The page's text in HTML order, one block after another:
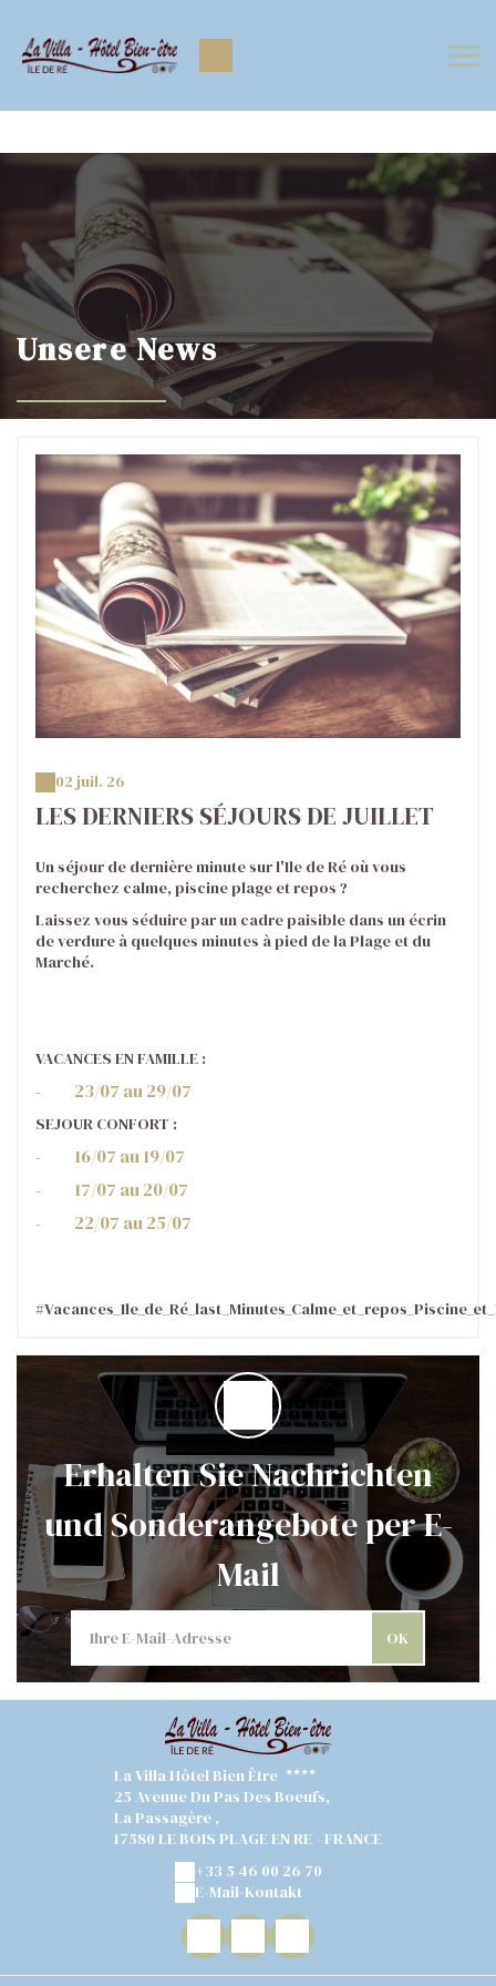
Unsere News
02 juil. 26
LES DERNIERS SÉJOURS DE JUILLET
Un séjour de dernière minute sur l'Ile de Ré où vous
recherchez calme, piscine plage et repos ?
Laissez vous séduire par un cadre paisible dans un écrin
de verdure à quelques minutes à pied de la Plage et du
Marché.
VACANCES EN FAMILLE :
- 23/07 au 29/07
SEJOUR CONFORT :
- 16/07 au 19/07
- 17/07 au 20/07
- 22/07 au 25/07
Erhalten Sie Nachrichten
und Sonderangebote per E-
Mail
OK
La Villa Hôtel Bien Être
25 Avenue Du Pas Des Boeufs,
La Passagère ,
17580 LE BOIS PLAGE EN RE - FRANCE
+33 5 46 00 26 70
E-Mail-Kontakt